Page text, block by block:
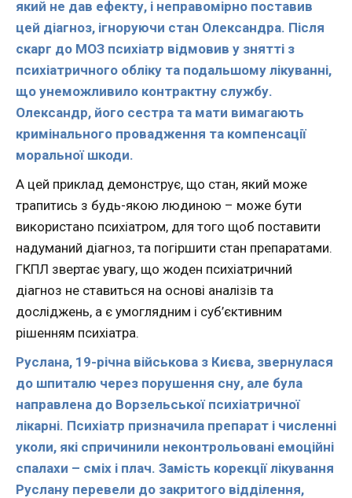
який не дав ефекту, і неправомірно поставив
цей діагноз, ігноруючи стан Олександра. Після
скарг до МОЗ психіатр відмовив у знятті з
психіатричного обліку та подальшому лікуванні,
що унеможливило контрактну службу.
Олександр, його сестра та мати вимагають
кримінального провадження та компенсації
моральної шкоди.
А цей приклад демонструє, що стан, який може
трапитись з будь-якою людиною – може бути
використано психіатром, для того щоб поставити
надуманий діагноз, та погіршити стан препаратами.
ГКПЛ звертає увагу, що жоден психіатричний
діагноз не ставиться на основі аналізів та
досліджень, а є умоглядним і суб’єктивним
рішенням психіатра.
Руслана, 19-річна військова з Києва, звернулася
до шпиталю через порушення сну, але була
направлена до Ворзельської психіатричної
лікарні. Психіатр призначила препарат і численні
уколи, які спричинили неконтрольовані емоційні
спалахи – сміх і плач. Замість корекції лікування
Руслану перевели до закритого відділення,